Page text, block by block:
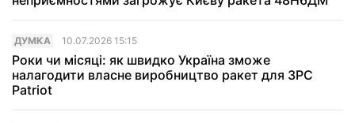
ДУМКА 10.07.2026 15:15
Роки чи місяці: як швидко Україна зможе
налагодити власне виробництво ракет для ЗРС
Patriot